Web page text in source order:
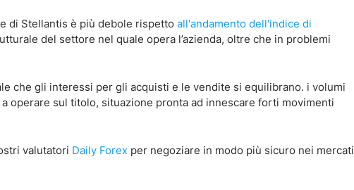
di Stellantis è più debole rispetto all'andamento dell'indice di
del settore nel quale opera l’azienda, oltre che in problemi
che gli interessi per gli acquisti e le vendite si equilibrano. i volumi
operare sul titolo, situazione pronta ad innescare forti movimenti
valutatori Daily Forex per negoziare in modo più sicuro nei mercati